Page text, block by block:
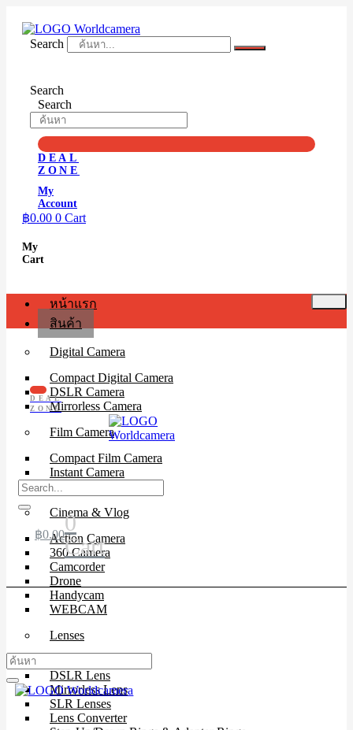
contentSearch
Search
Search
DEAL
ZONE
My
Account
฿0.00 0 Cart
My
Cart
หน้าแรก
สินค้า
Digital Camera
Compact Digital Camera
DSLR Camera
Mirrorless Camera
Film Camera
Compact Film Camera
Instant Camera
SLR Camera
Cinema & Vlog
Action Camera
360 Camera
Camcorder
Drone
Handycam
WEBCAM
Lenses
DSLR Lens
Mirrorless Lens
SLR Lenses
Lens Converter
DEAL
ZONE
฿0.000
Cart